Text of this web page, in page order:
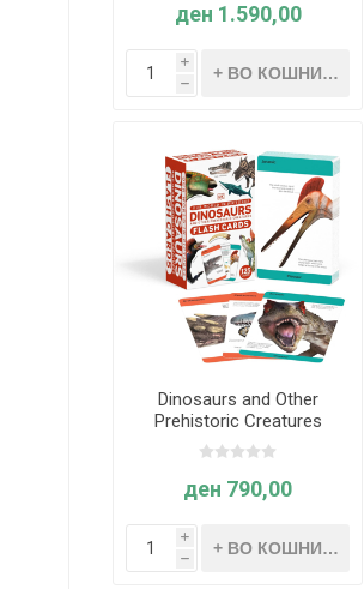
ден 1.590,00
i
h
Dinosaurs and Other
Prehistoric Creatures
Flash Cards
ден 790,00
i
h